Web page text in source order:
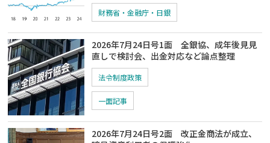
財務省・金融庁・日銀
2026年7月24日号1面 全銀協、成年後見見
直しで検討会、出金対応など論点整理
法令制度政策
一面記事
2026年7月24日号2面 改正金商法が成立、